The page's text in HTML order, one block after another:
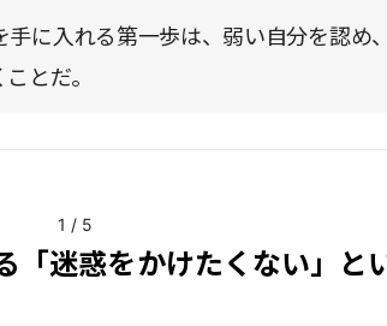
に入れる第一歩は、弱い自分を認め
とだ。
1 / 5
「迷惑をかけたくない」と